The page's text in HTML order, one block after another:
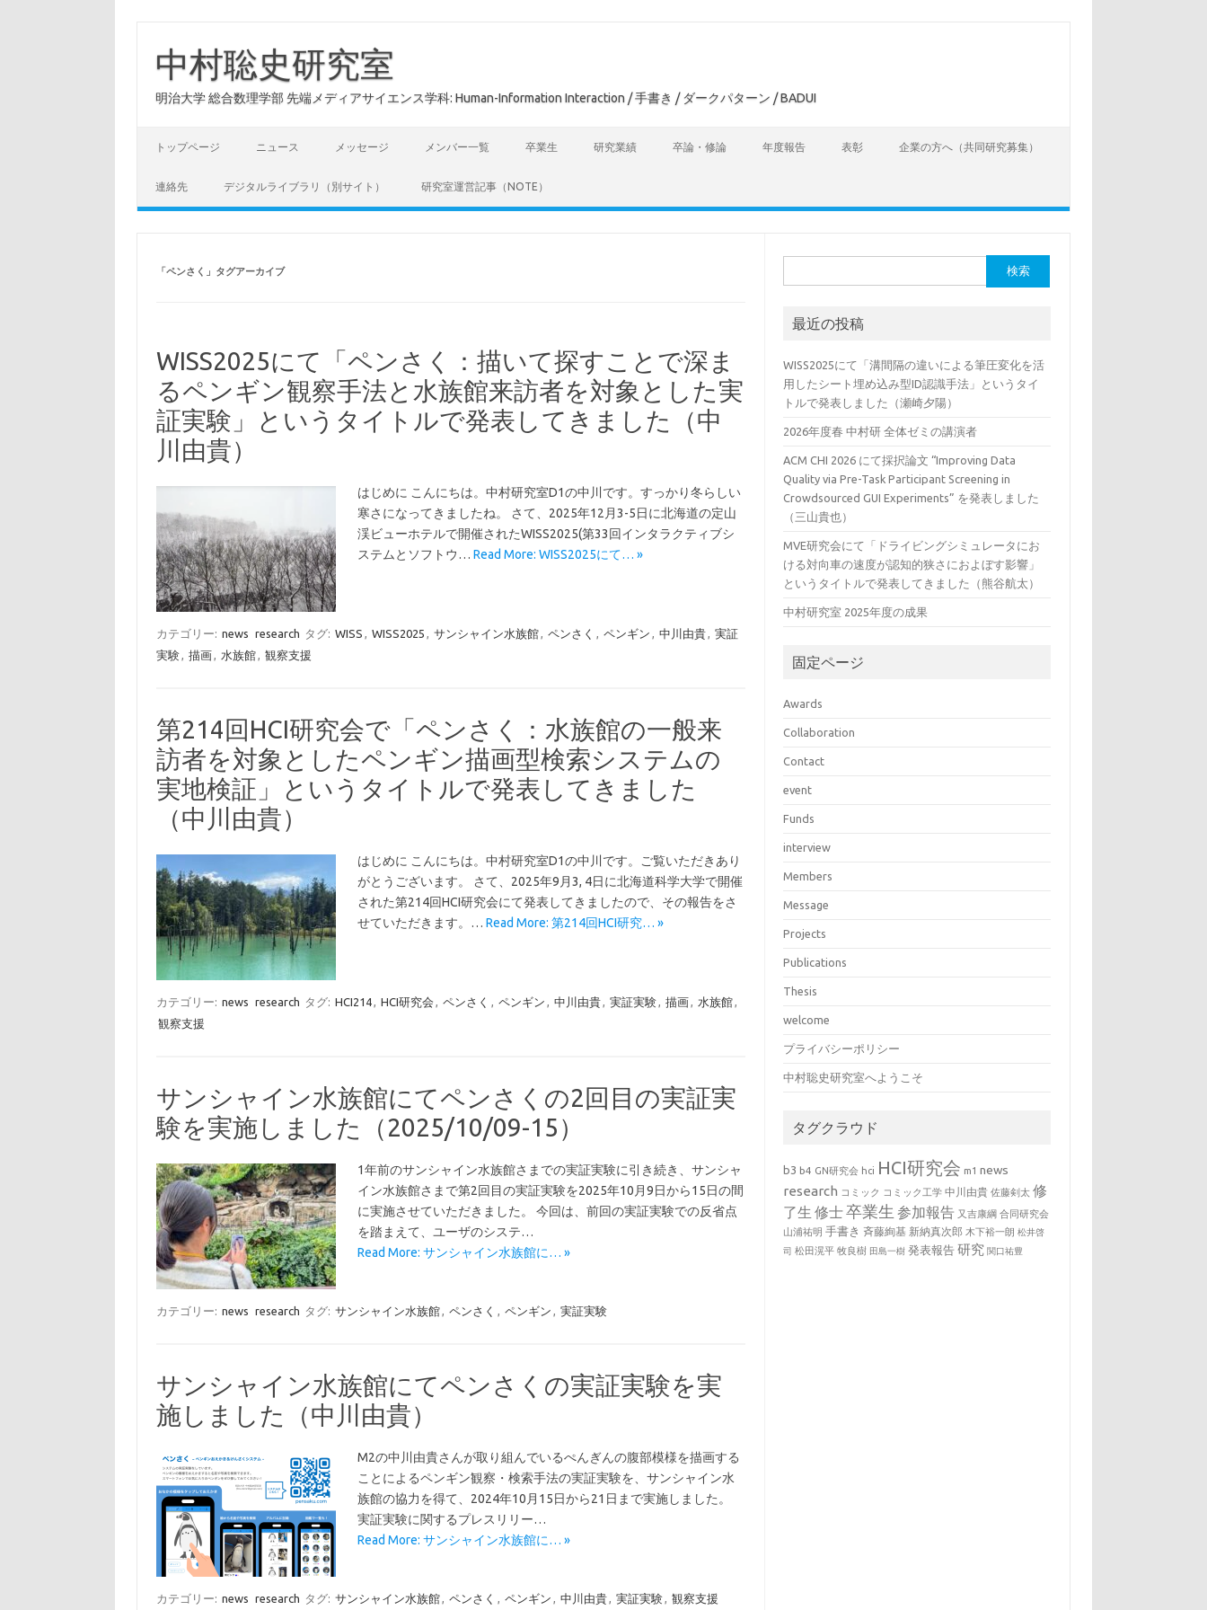
中村聡史研究室
明治大学 総合数理学部 先端メディアサイエンス学科: Human-Information Interaction / 手書き / ダークパターン / BADUI
トップページ ニュース メッセージ メンバー一覧 卒業生 研究業績 卒論・修論 年度報告 表彰 企業の方へ（共同研究募集）
連絡先 デジタルライブラリ（別サイト） 研究室運営記事（NOTE）
「ペンさく 」タグアーカイブ
WISS2025にて「ペンさく：描いて探すことで深ま
るペンギン観察手法と水族館来訪者を対象とした実
証実験」というタイトルで発表してきました（中
川由貴）
はじめに こんにちは。中村研究室D1の中川です。すっかり冬らしい
寒さになってきましたね。 さて、2025年12月3-5日に北海道の定山
渓ビューホテルで開催されたWISS2025(第33回インタラクティブシ
ステムとソフトウ… Read More: WISS2025にて… »
カテゴリー: news research タグ: WISS , WISS2025 , サンシャイン水族館, ペンさく , ペンギン , 中川由貴, 実証
実験, 描画, 水族館, 観察支援
第214回HCI研究会で「ペンさく：水族館の一般来
訪者を対象としたペンギン描画型検索システムの
実地検証」というタイトルで発表してきました
（中川由貴）
はじめに こんにちは。中村研究室D1の中川です。ご覧いただきあり
がとうございます。 さて、2025年9月3, 4日に北海道科学大学で開催
された第214回HCI研究会にて発表してきましたので、その報告をさ
せていただきます。… Read More: 第214回HCI研究… »
カテゴリー: news research タグ: HCI214, HCI研究会 , ペンさく , ペンギン , 中川由貴, 実証実験, 描画, 水族館,
観察支援
サンシャイン水族館にてペンさくの2回目の実証実
験を実施しました（2025/10/09-15）
1年前のサンシャイン水族館さまでの実証実験に引き続き、サンシャ
イン水族館さまで第2回目の実証実験を2025年10月9日から15日の間
に実施させていただきました。 今回は、前回の実証実験での反省点
を踏まえて、ユーザのシステ…
Read More: サンシャイン水族館に… »
カテゴリー: news research タグ: サンシャイン水族館, ペンさく , ペンギン , 実証実験
サンシャイン水族館にてペンさくの実証実験を実
施しました（中川由貴）
M2の中川由貴さんが取り組んでいるぺんぎんの腹部模様を描画する
ことによるペンギン観察・検索手法の実証実験を、サンシャイン水
族館の協力を得て、2024年10月15日から21日まで実施しました。
実証実験に関するプレスリリー…
Read More: サンシャイン水族館に… »
カテゴリー: news research タグ: サンシャイン水族館, ペンさく , ペンギン , 中川由貴, 実証実験, 観察支援
索:
最近の投稿
WISS2025にて「溝間隔の違いによる筆圧変化を活
用したシート埋め込み型ID認識手法」というタイ
トルで発表しました（瀬崎夕陽）
2026年度春 中村研 全体ゼミの講演者
ACM CHI 2026 にて採択論文 “Improving Data
Quality via Pre-Task Participant Screening in
Crowdsourced GUI Experiments” を発表しました
（三山貴也）
MVE研究会にて「ドライビングシミュレータにお
ける対向車の速度が認知的狭さにおよぼす影響」
というタイトルで発表してきました（熊谷航太）
中村研究室 2025年度の成果
固定ページ
Awards
Collaboration
Contact
event
Funds
interview
Members
Message
Projects
Publications
Thesis
welcome
プライバシーポリシー
中村聡史研究室へようこそ
タグクラウド
b3 b4 GN研究会 hci HCI研究会 m1 news
research コミック コミック工学 中川由貴 佐藤剣太 修
了生 修士卒業生 参加報告 又吉康綱 合同研究会
山浦祐明 手書き 斉藤絢基 新納真次郎 木下裕一朗 松井啓
司 松田滉平 牧良樹 田島一樹 発表報告 研究 関口祐豊